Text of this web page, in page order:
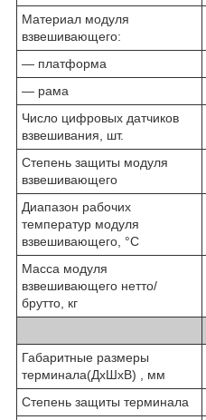
Материал модуля
взвешивающего:
— платформа
— рама
Число цифровых датчиков
взвешивания, шт.
Степень защиты модуля
взвешивающего
Диапазон рабочих
температур модуля
взвешивающего, °С
Масса модуля
взвешивающего нетто/
брутто, кг
Габаритные размеры
терминала(ДхШхВ) , мм
Степень защиты терминала